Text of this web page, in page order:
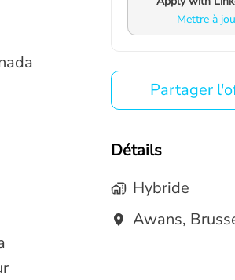
Mettre à
Partager
Détails
Hybride
Awans,